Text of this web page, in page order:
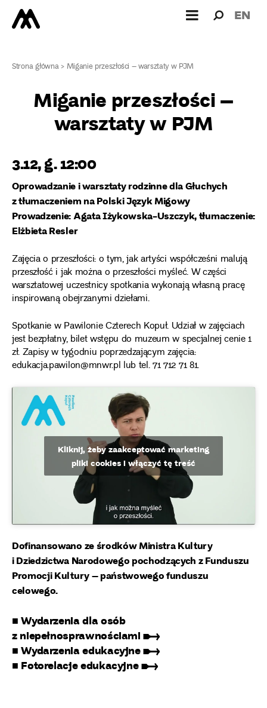
dla: EN
Strona główna> Miganie przeszłości – warsztaty w PJM
Miganie przeszłości –
warsztaty w PJM
3.12, g. 12:00
Oprowadzanie i warsztaty rodzinne dla Głuchych
z tłumaczeniem na Polski Język Migowy
Prowadzenie: Agata Iżykowska-Uszczyk, tłumaczenie:
Elżbieta Resler
Zajęcia o przeszłości: o tym, jak artyści współcześni malują
przeszłość i jak można o przeszłości myśleć. W części
warsztatowej uczestnicy spotkania wykonają własną pracę
inspirowaną obejrzanymi dziełami.
Spotkanie w Pawilonie Czterech Kopuł. Udział w zajęciach
jest bezpłatny, bilet wstępu do muzeum w specjalnej cenie 1
zł. Zapisy w tygodniu poprzedzającym zajęcia:
edukacja.pawilon@mnwr.pl lub tel. 71 712 71 81.
Kliknij, żeby zaakceptować marketing
pliki cookies i włączyć tę treść
Dofinansowano ze środków Ministra Kultury
i Dziedzictwa Narodowego pochodzących z Funduszu
Promocji Kultury – państwowego funduszu
celowego.
■ Wydarzenia dla osób
z niepełnosprawnościami ➸
■ Wydarzenia edukacyjne ➸
■ Fotorelacje edukacyjne ➸